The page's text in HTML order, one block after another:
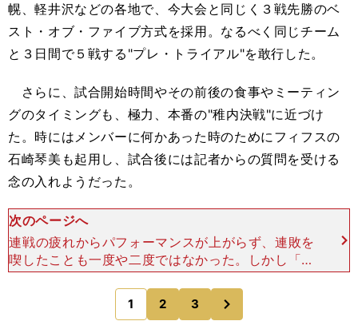
幌、軽井沢などの各地で、今大会と同じく３戦先勝のベ
スト・オブ・ファイブ方式を採用。なるべく同じチーム
と３日間で５戦する"プレ・トライアル"を敢行した。
さらに、試合開始時間やその前後の食事やミーティン
グのタイミングも、極力、本番の"稚内決戦"に近づけ
た。時にはメンバーに何かあった時のためにフィフスの
石崎琴美も起用し、試合後には記者からの質問を受ける
念の入れようだった。
次のページへ
連戦の疲れからパフォーマンスが上がらず、連敗を
喫したことも一度や二度ではなかった。しかし「今
は苦しいけれど、それが力になると信じている」と
吉田知。ディティールと勝負にこだわり続けた。
セカンドの鈴木
1 2 3
のページへ